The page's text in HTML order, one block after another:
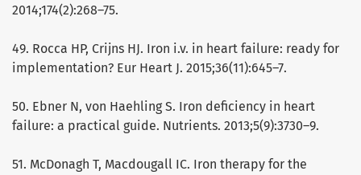
2014;174(2):268–75.
49. Rocca HP, Crijns HJ. Iron i.v. in heart failure: ready for
implementation? Eur Heart J. 2015;36(11):645–7.
50. Ebner N, von Haehling S. Iron deficiency in heart
failure: a practical guide. Nutrients. 2013;5(9):3730–9.
51. McDonagh T, Macdougall IC. Iron therapy for the